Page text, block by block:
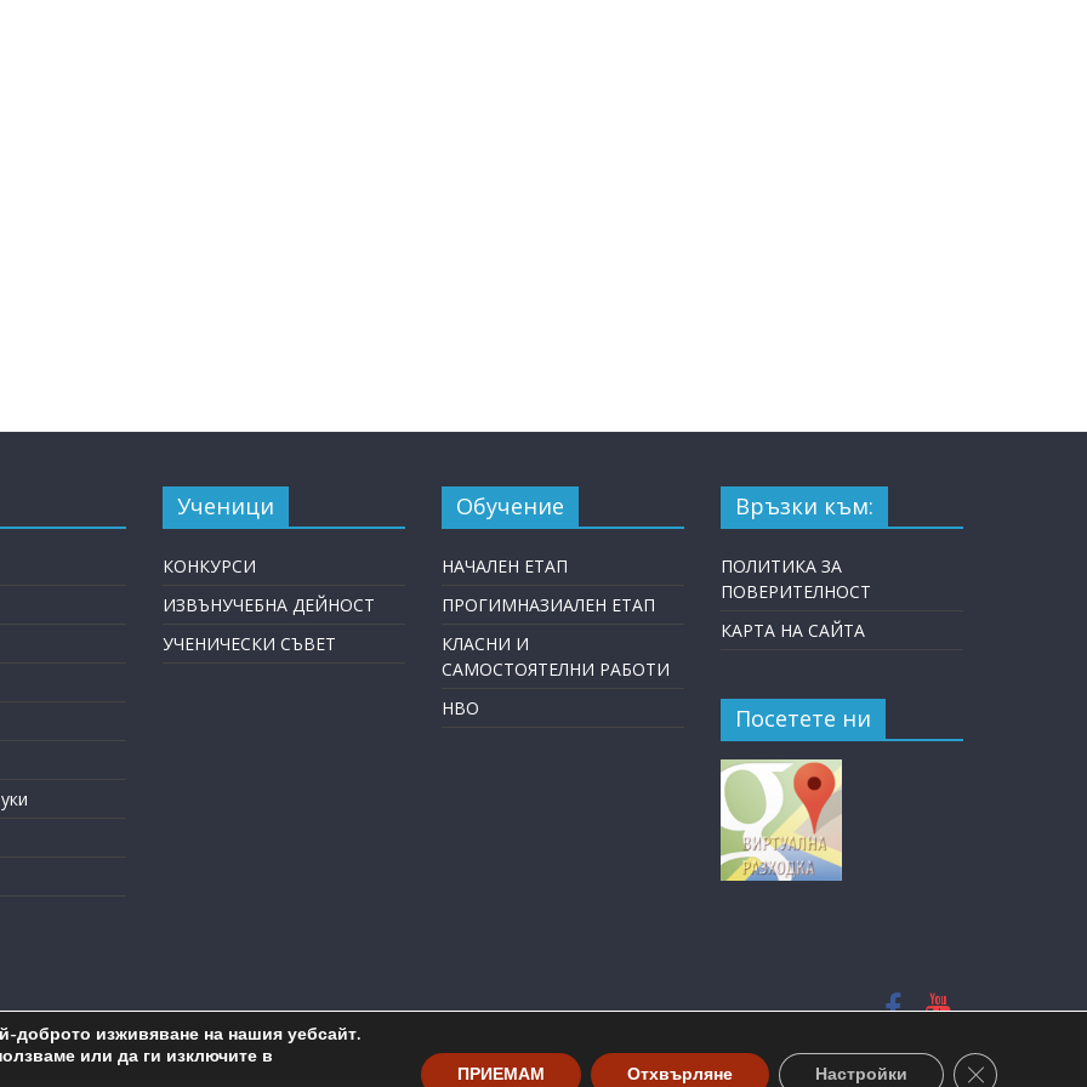
Ученици
КОНКУРСИ
ИЗВЪНУЧЕБНА ДЕЙНОСТ
УЧЕНИЧЕСКИ СЪВЕТ
Обучение
НАЧАЛЕН ЕТАП
ПРОГИМНАЗИАЛЕН ЕТАП
КЛАСНИ И
САМОСТОЯТЕЛНИ РАБОТИ
НВО
Връзки към:
ПОЛИТИКА ЗА
ПОВЕРИТЕЛНОСТ
КАРТА НА САЙТА
Посетете ни
© 2026ОУ "Пейо Крачолов Яворов" Бургас . All rights reserved.
доброто изживяване на нашия уебсайт.
или да ги изключите в
ПРИЕМАМ Отхвърляне Настройки Close GDPR